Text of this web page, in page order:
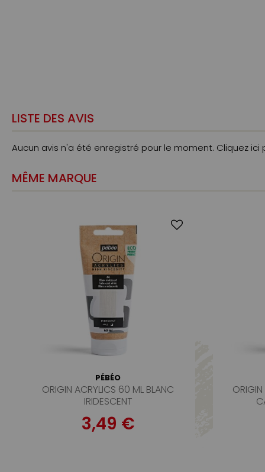
LISTE DES AVIS
Aucun avis n'a été enregistré pour le moment. Cliquez ici
MÊME MARQUE
PÉBÉO
ORIGIN ACRYLICS 60 ML BLANC
IRIDESCENT
3,49 €